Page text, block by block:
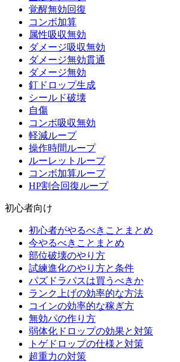
覚醒無効回復
コンボ加算
属性吸収無効
ダメージ吸収無効
ダメージ無効貫通
ダメージ無効
釘ドロップ生成
シールド破壊
自傷
コンボ吸収無効
軽減ループ
操作時間ループ
ルーレットループ
コンボ加算ループ
HP割合回復ループ
初心者向け
初心者がやるべきことまとめ
今やるべきことまとめ
部位破壊のやり方
試練進化のやり方と条件
パズドラパスは買うべきか
ランク上げの効率的な方法
コインの効率的な稼ぎ方
無効パの作り方
弱体化ドロップの効果と対策
トゲドロップの仕様と対策
超重力の対策